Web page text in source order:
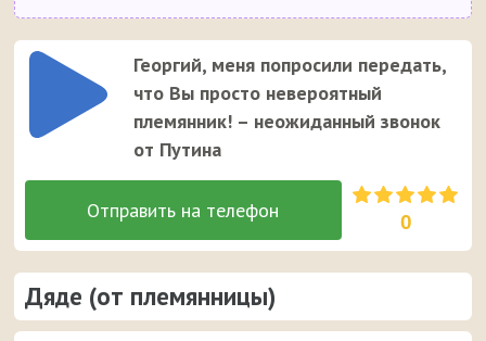
Георгий, меня попросили передать,
что Вы просто невероятный
племянник! – неожиданный звонок
от Путина
0
Дяде (от племянницы)